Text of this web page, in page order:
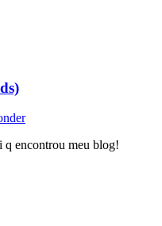
q encontrou meu blog!